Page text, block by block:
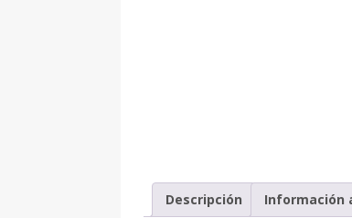
Descripción Información